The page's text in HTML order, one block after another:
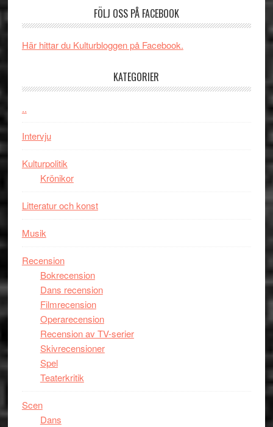
Brand
kan
FÖLJ OSS PÅ FACEBOOK
Här hittar du Kulturbloggen på Facebook.
KATEGORIER
..
Intervju
Kulturpolitik
Krönikor
Litteratur och konst
Musik
Recension
Bokrecension
Dans recension
Filmrecension
Operarecension
Recension av TV-serier
Skivrecensioner
Spel
Teaterkritik
Scen
Dans